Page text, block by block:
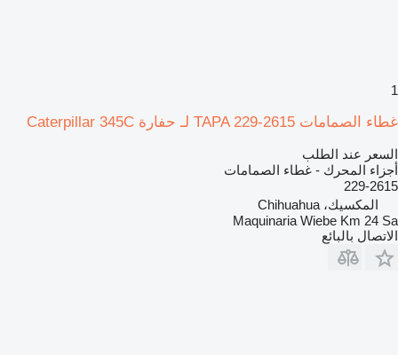
1
غطاء الصمامات TAPA 229-2615 لـ حفارة Caterpillar 345C
السعر عند الطلب
أجزاء المحرك - غطاء الصمامات
229-2615
المكسيك، Chihuahua
Maquinaria Wiebe Km 24 Sa
الاتصال بالبائع